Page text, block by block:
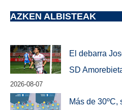
AZKEN ALBISTEAK
El debarra
SD
2026-08-07
Más de 30ºC,